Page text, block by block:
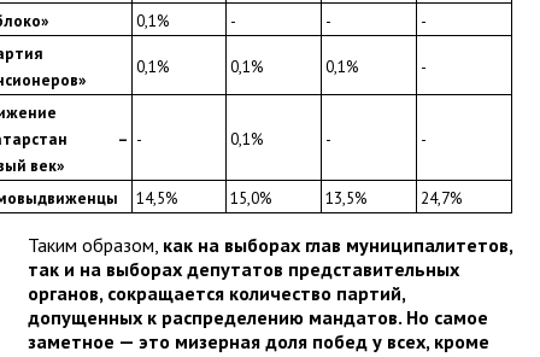
0,1% - -
-
0,1% 0,1% 0,1% -
–
век»
- 0,1% - -
14,5% 15,0% 13,5% 24,7%
Таким образом, как на выборах глав муниципалитетов,
так и на выборах депутатов представительных
органов, сокращается количество партий,
допущенных к распределению мандатов. Но самое
заметное — это мизерная доля побед у всех, кроме